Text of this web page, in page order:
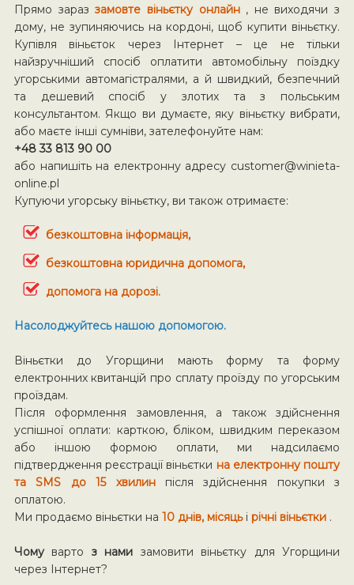
Прямо зараззамовте віньєтку онлайн , не виходячи з
дому, не зупиняючись на кордоні, щоб купити віньєтку.
Купівля віньєток через Інтернет – це не тільки
найзручніший спосіб оплатити автомобільну поїздку
угорськими автомагістралями, а й швидкий, безпечний
та дешевий спосіб у злотих та з польським
консультантом. Якщо ви думаєте, яку віньєтку вибрати,
або маєте інші сумніви, зателефонуйте нам:
+48 33 813 90 00
або напишіть на електронну адресу customer@winieta-
online.pl
Купуючи угорську віньєтку, ви також отримаєте:
безкоштовна інформація,
безкоштовна юридична допомога,
допомога на дорозі.
Насолоджуйтесь нашою допомогою.
Віньєтки до Угорщини мають форму та форму
електронних квитанцій про сплату проїзду по угорським
проїздам.
Після оформлення замовлення, а також здійснення
успішної оплати: карткою, бліком, швидким переказом
або іншою формою оплати, ми надсилаємо
підтвердження реєстрації віньєтки на електронну пошту
та SMS до 15 хвилин після здійснення покупки з
оплатою.
Ми продаємо віньєтки на 10 днів, місяць і річні віньєтки .
Чому варто з нами замовити віньєтку для Угорщини
через Інтернет?